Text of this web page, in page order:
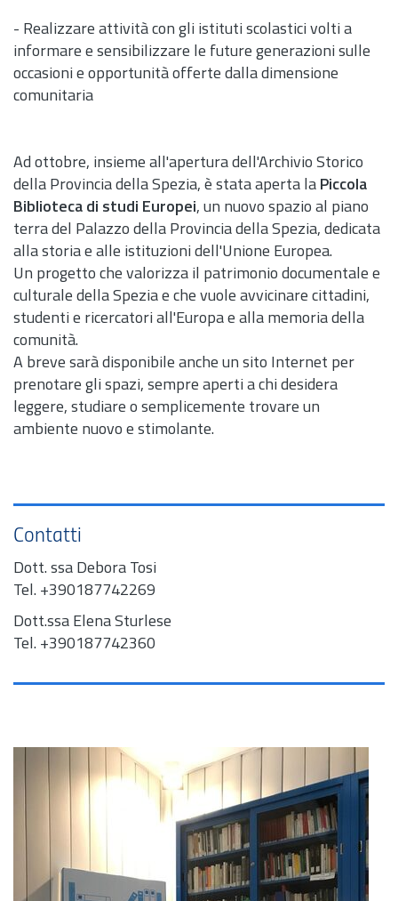
- Realizzare attività con gli istituti scolastici volti a
informare e sensibilizzare le future generazioni sulle
occasioni e opportunità offerte dalla dimensione
comunitaria
Ad ottobre, insieme all'apertura dell'Archivio Storico
della Provincia della Spezia, è stata aperta la Piccola
Biblioteca di studi Europei, un nuovo spazio al piano
terra del Palazzo della Provincia della Spezia, dedicata
alla storia e alle istituzioni dell'Unione Europea.
Un progetto che valorizza il patrimonio documentale e
culturale della Spezia e che vuole avvicinare cittadini,
studenti e ricercatori all'Europa e alla memoria della
comunità.
A breve sarà disponibile anche un sito Internet per
prenotare gli spazi, sempre aperti a chi desidera
leggere, studiare o semplicemente trovare un
ambiente nuovo e stimolante.
Contatti
Dott. ssa Debora Tosi
Tel. +390187742269
Dott.ssa Elena Sturlese
Tel. +390187742360